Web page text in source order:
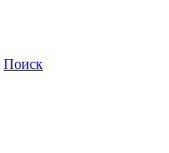
Поиск